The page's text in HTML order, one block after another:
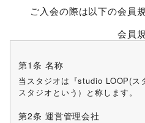
ご入会の際は以下の会員
会員
第1条 名称
当スタジオは『studio LOOP(ス
スタジオという）と称します。
第2条 運営管理会社